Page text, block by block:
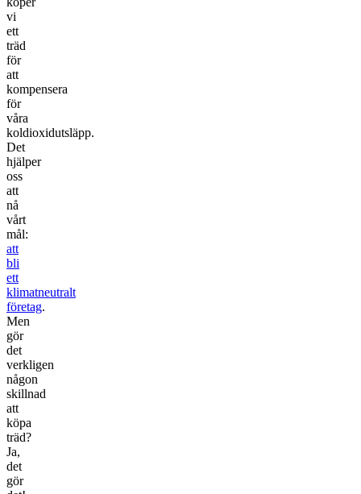
vi
ett
träd
för
att
kompensera
för
våra
koldioxidutsläpp.
Det
hjälper
oss
att
nå
vårt
mål:
att
bli
ett
klimatneutralt
företag.
Men
gör
det
verkligen
någon
skillnad
att
köpa
träd?
Ja,
det
gör